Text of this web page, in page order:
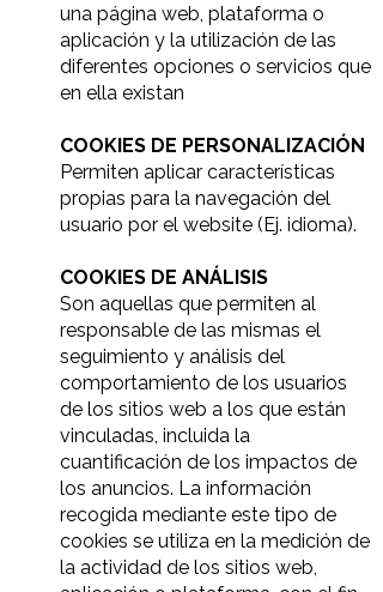
una página web, plataforma o
aplicación y la utilización de las
diferentes opciones o servicios que
en ella existan
COOKIES DE PERSONALIZACIÓN
Permiten aplicar características
propias para la navegación del
usuario por el website (Ej. idioma).
COOKIES DE ANÁLISIS
Son aquellas que permiten al
responsable de las mismas el
seguimiento y análisis del
comportamiento de los usuarios
de los sitios web a los que están
vinculadas, incluida la
cuantificación de los impactos de
los anuncios. La información
recogida mediante este tipo de
cookies se utiliza en la medición de
la actividad de los sitios web,